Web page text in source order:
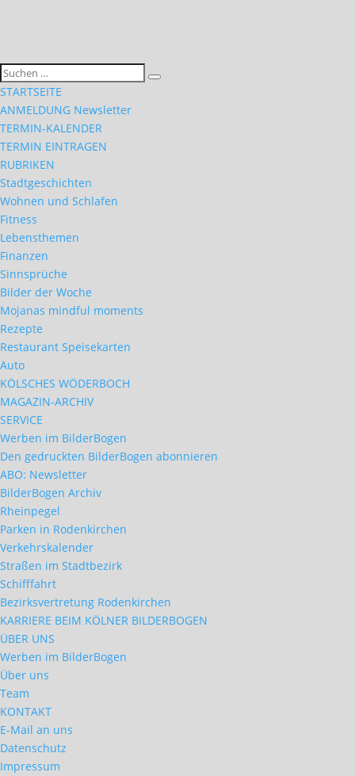
STARTSEITE
ANMELDUNG Newsletter
TERMIN-KALENDER
TERMIN EINTRAGEN
RUBRIKEN
Stadtgeschichten
Wohnen und Schlafen
Fitness
Lebensthemen
Finanzen
Sinnsprüche
Bilder der Woche
Mojanas mindful moments
Rezepte
Restaurant Speisekarten
Auto
KÖLSCHES WÖDERBOCH
MAGAZIN-ARCHIV
SERVICE
Werben im BilderBogen
Den gedruckten BilderBogen abonnieren
ABO: Newsletter
BilderBogen Archiv
Rheinpegel
Parken in Rodenkirchen
Verkehrskalender
Straßen im Stadtbezirk
Schifffahrt
Bezirksvertretung Rodenkirchen
KARRIERE BEIM KÖLNER BILDERBOGEN
ÜBER UNS
Werben im BilderBogen
Über uns
Team
KONTAKT
E-Mail an uns
Datenschutz
Impressum